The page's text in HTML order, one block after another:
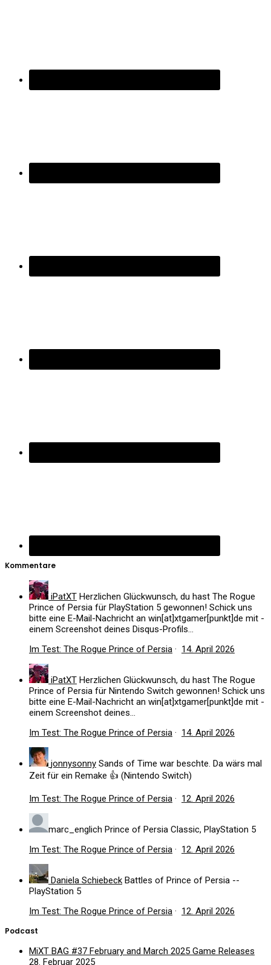
Kommentare
iPatXT Herzlichen Glückwunsch, du hast The Rogue
Prince of Persia für PlayStation 5 gewonnen! Schick uns
bitte eine E-Mail-Nachricht an win[at]xtgamer[punkt]de mit -
einem Screenshot deines Disqus-Profils...
Im Test: The Rogue Prince of Persia · 14. April 2026
iPatXT Herzlichen Glückwunsch, du hast The Rogue
Prince of Persia für Nintendo Switch gewonnen! Schick uns
bitte eine E-Mail-Nachricht an win[at]xtgamer[punkt]de mit -
einem Screenshot deines...
Im Test: The Rogue Prince of Persia · 14. April 2026
jonnysonny Sands of Time war beschte. Da wärs mal
Zeit für ein Remake 👍 (Nintendo Switch)
Im Test: The Rogue Prince of Persia · 12. April 2026
marc_englich Prince of Persia Classic, PlayStation 5
Im Test: The Rogue Prince of Persia · 12. April 2026
Daniela Schiebeck Battles of Prince of Persia --
PlayStation 5
Im Test: The Rogue Prince of Persia · 12. April 2026
Podcast
MiXT BAG #37 February and March 2025 Game Releases
28. Februar 2025